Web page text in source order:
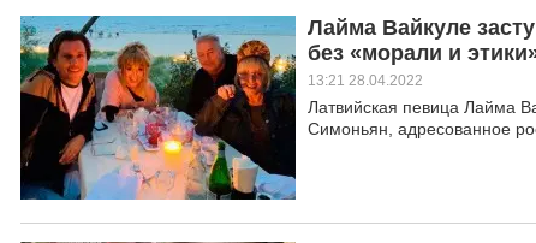
Лайма Вайкуле
без «морали и
13:21 28.04.2022
Латвийская певица Лайма
Симоньян, адресованное